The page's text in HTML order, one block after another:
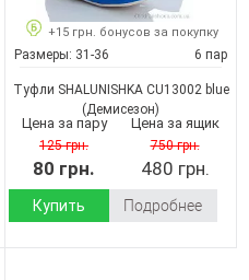
+15 грн. бонусов за покупку
Размеры: 31-36 6 пар
Туфли SHALUNISHKA CU13002 blue
(Демисезон)
Цена за пару
125 грн.
80 грн.
Цена за ящик
750 грн.
480 грн.
Купить Подробнее